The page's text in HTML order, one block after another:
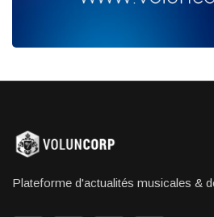
Plateforme d'actualités musicales &